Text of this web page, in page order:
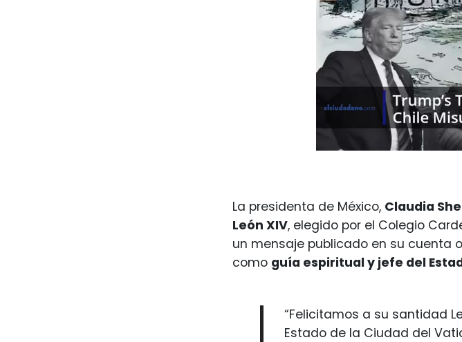
La presidenta de México, Claudia
León XIV, elegido por el Colegio
un mensaje publicado en su cuenta
como guía espiritual y jefe del
“Felicitamos a su santidad
Estado de la Ciudad del